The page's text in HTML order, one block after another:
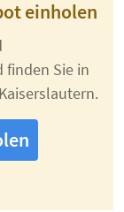
einholen
finden Sie in